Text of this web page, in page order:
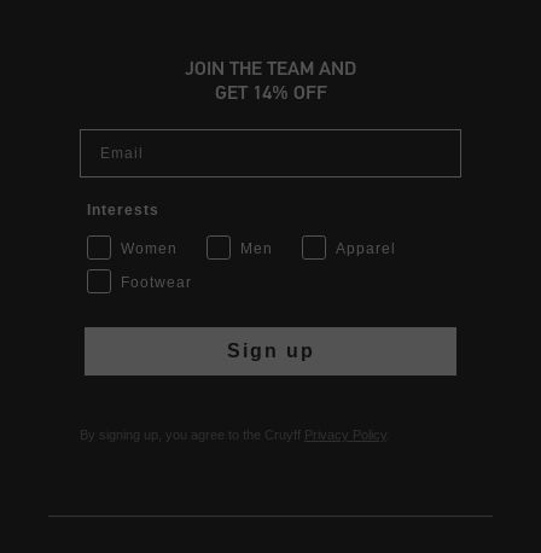
JOIN THE TEAM AND
GET 14% OFF
Interests
Women Men
Apparel
Footwear
Sign up
By signing up, you agree to the Cruyff Privacy Policy